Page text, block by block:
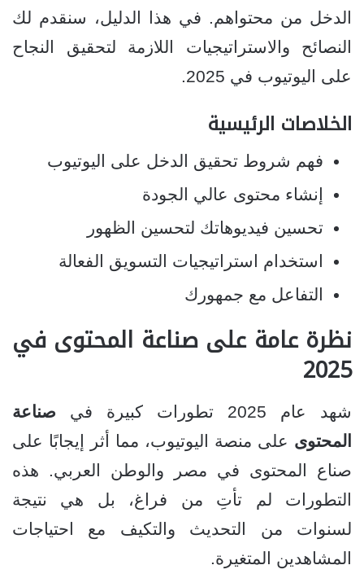
الدخل من محتواهم. في هذا الدليل، سنقدم لك
النصائح والاستراتيجيات اللازمة لتحقيق النجاح
على اليوتيوب في 2025.
الخلاصات الرئيسية
فهم شروط تحقيق الدخل على اليوتيوب
إنشاء محتوى عالي الجودة
تحسين فيديوهاتك لتحسين الظهور
استخدام استراتيجيات التسويق الفعالة
التفاعل مع جمهورك
نظرة عامة على صناعة المحتوى في
2025
شهد عام 2025 تطورات كبيرة في
صناعة
المحتوى على منصة اليوتيوب، مما أثر إيجابًا على
صناع المحتوى في مصر والوطن العربي. هذه
التطورات لم تأتِ من فراغ، بل هي نتيجة
لسنوات من التحديث والتكيف مع احتياجات
المشاهدين المتغيرة.